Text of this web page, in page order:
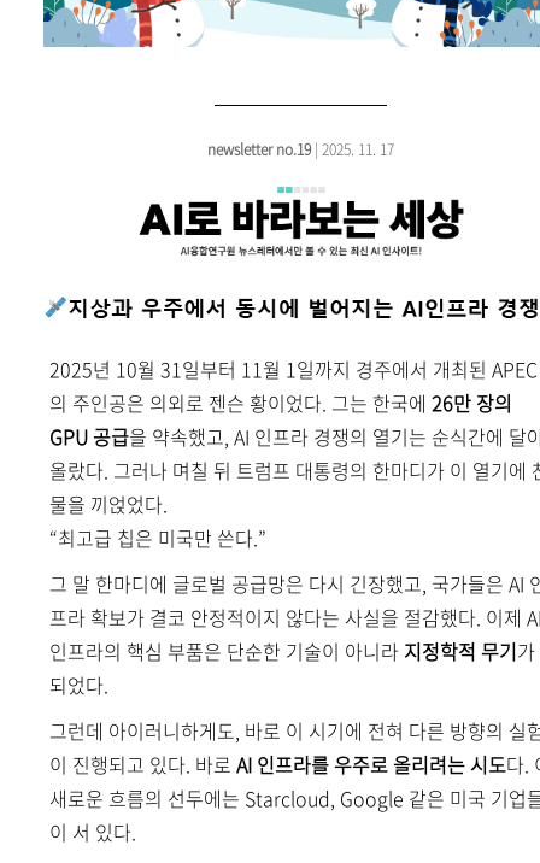
newsletter no.19| 2025. 11. 17
2025년 10월 31일부터 11월 1일까지 경주에서 개최된 APEC
의 주인공은 의외로 젠슨 황이었다. 그는 한국에 26만 장의
GPU 공급을 약속했고, AI 인프라 경쟁의 열기는 순식간에 달
올랐다. 그러나 며칠 뒤 트럼프 대통령의 한마디가 이 열기에
물을 끼얹었다.
“최고급 칩은 미국만 쓴다.”
그 말 한마디에 글로벌 공급망은 다시 긴장했고, 국가들은 AI
프라 확보가 결코 안정적이지 않다는 사실을 절감했다. 이제
인프라의 핵심 부품은 단순한 기술이 아니라 지정학적 무기가
되었다.
그런데 아이러니하게도, 바로 이 시기에 전혀 다른 방향의 실
이 진행되고 있다. 바로 AI 인프라를 우주로 올리려는 시도다.
새로운 흐름의 선두에는 Starcloud, Google 같은 미국 기업
이 서 있다.